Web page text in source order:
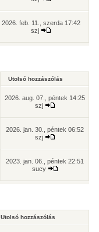
2026. feb. 11., szerda 17:42
szj
Utolsó hozzászólás
2026. aug. 07., péntek 14:25
szj
2026. jan. 30., péntek 06:52
szj
2023. jan. 06., péntek 22:51
sucy
Utolsó hozzászólás